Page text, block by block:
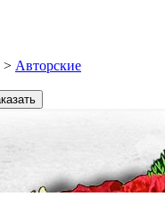
> Авторские